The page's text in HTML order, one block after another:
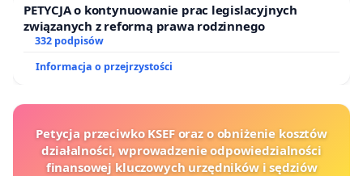
PETYCJA o kontynuowanie prac legislacyjnych
związanych z reformą prawa rodzinnego
332 podpisów
Informacja o przejrzystości
Petycja przeciwko KSEF oraz o obniżenie kosztów
działalności, wprowadzenie odpowiedzialności
finansowej kluczowych urzędników i sędziów